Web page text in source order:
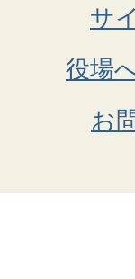
サ
役場
お